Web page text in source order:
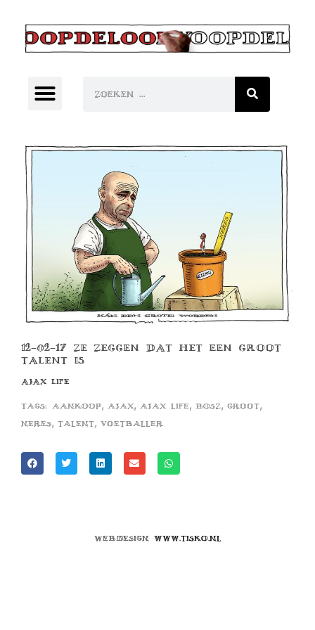
12-02-17 ZE ZEGGEN DAT HET EEN GROOT
TALENT IS
AJAX LIFE
Tags: aankoop, ajax, ajax life, bosz, groot,
neres, talent, voetballer
Webdesign www.tisko.nl